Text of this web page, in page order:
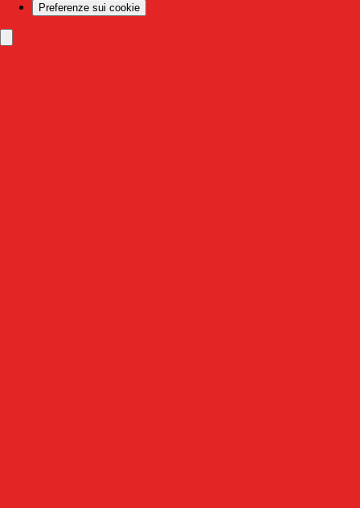
Preferenze sui cookie